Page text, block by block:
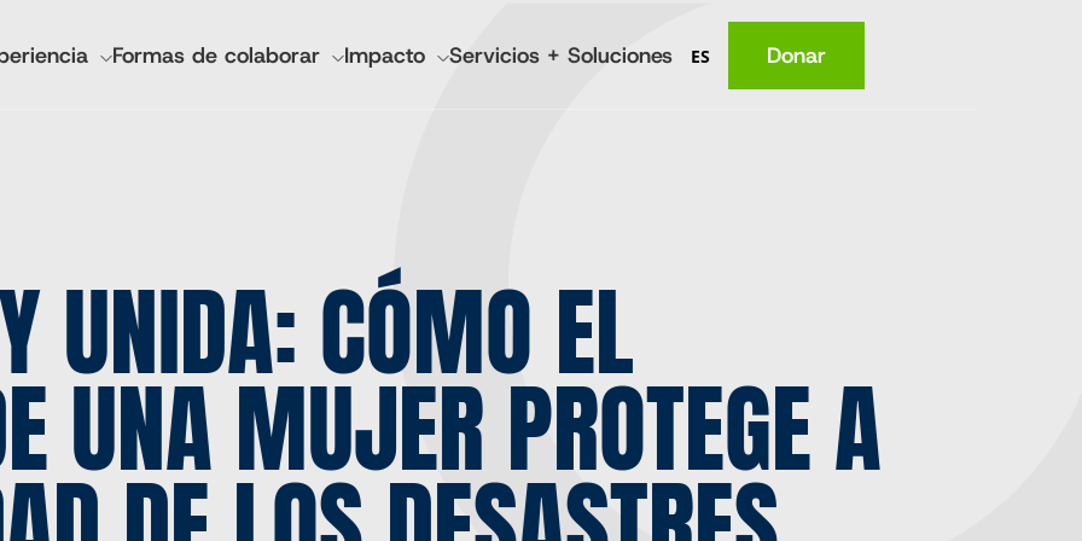
Tecnologías CGA
Invertir desde cero
Marcas del mercado agrícola
Cadasta
Conocimiento
Ingresos
Formas de colaborar Impacto Servicios + Soluciones ES Donar
UNIDA: CÓMO EL
UNA MUJER PROTEGE A